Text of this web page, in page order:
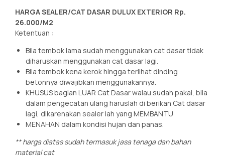
HARGA SEALER/CAT DASAR DULUX EXTERIOR Rp.
26.000/M2
Ketentuan :
Bila tembok lama sudah menggunakan cat dasar tidak
diharuskan menggunakan cat dasar lagi.
Bila tembok kena kerok hingga terlihat dinding
betonnya diwajibkan menggunakannya.
KHUSUS bagian LUAR Cat Dasar walau sudah pakai, bila
dalam pengecatan ulang haruslah di berikan Cat dasar
lagi, dikarenakan sealer lah yang MEMBANTU
MENAHAN dalam kondisi hujan dan panas.
** harga diatas sudah termasuk jasa tenaga dan bahan
material cat